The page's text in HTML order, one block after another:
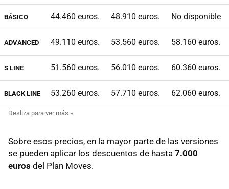
BÁSICO 44.460 euros. 48.910 euros. No disponible
ADVANCED 49.110 euros. 53.560 euros. 58.160 euros.
S LINE 51.560 euros. 56.010 euros. 60.360 euros.
BLACK LINE 53.260 euros. 57.710 euros. 62.060 euros.
Sobre esos precios, en la mayor parte de las versiones
se pueden aplicar los descuentos de hasta 7.000
euros del Plan Moves.